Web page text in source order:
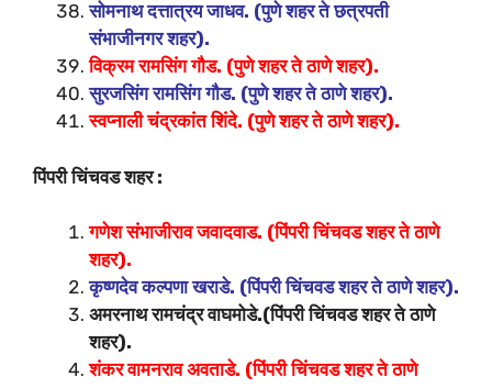
सोमनाथ दत्तात्रय जाधव. (पुणे शहर ते छत्रपती
संभाजीनगर शहर).
विक्रम रामसिंग गौड. (पुणे शहर ते ठाणे शहर).
सुरजसिंग रामसिंग गौड. (पुणे शहर ते ठाणे शहर).
स्वप्नाली चंद्रकांत शिंदे. (पुणे शहर ते ठाणे शहर).
पिंपरी चिंचवड शहर :
गणेश संभाजीराव जवादवाड. (पिंपरी चिंचवड शहर ते ठाणे
शहर).
कृष्णदेव कल्पणा खराडे. (पिंपरी चिंचवड शहर ते ठाणे शहर).
अमरनाथ रामचंद्र वाघमोडे.(पिंपरी चिंचवड शहर ते ठाणे
शहर).
शंकर वामनराव अवताडे. (पिंपरी चिंचवड शहर ते ठाणे